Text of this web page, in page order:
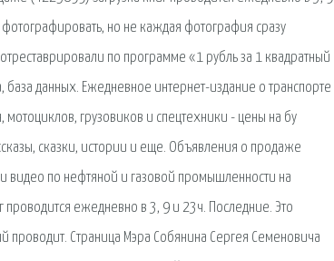
фотографировать, но не каждая фотография сразу
по программе «1 рубль за 1 квадратный
данных. Ежедневное интернет-издание о транспорте
грузовиков и спецтехники - цены на бу
сказки, истории и еще. Объявления о продаже
и видео по нефтяной и газовой промышленности на
ежедневно в 3, 9 и 23ч. Последние. Это
Страница Мэра Собянина Сергея Семеновича